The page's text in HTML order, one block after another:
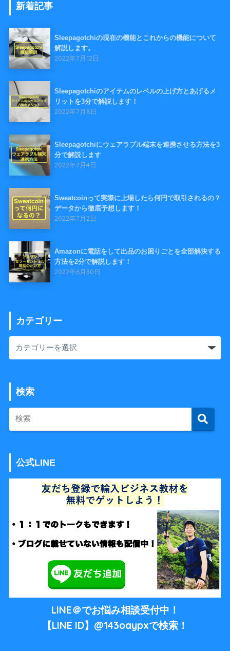
新着記事
Sleepagotchiの現在の機能とこれからの機能について
解説します。
2022年7月12日
Sleepagotchiのアイテムのレベルの上げ方とあげるメ
リットを3分で解説します！
2022年7月8日
Sleepagotchiにウェアラブル端末を連携させる方法を3
分で解説します
2022年7月4日
Sweatcoinって実際に上場したら何円で取引されるの？
データから徹底予想します！
2022年7月2日
Amazonに電話をして出品のお困りごとを全部解決する
方法を2分で解説します！
2022年6月30日
カテゴリー
検索
公式LINE
LINE＠でお悩み相談受付中！
【LINE ID】@143oaypxで検索！